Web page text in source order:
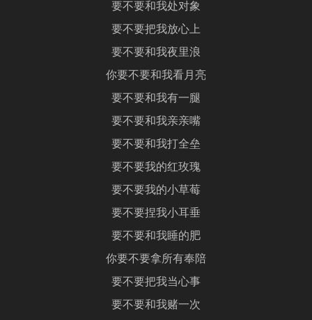
要不要和我处对象
要不要把我放心上
要不要和我夜里浪
你要不要和我看月亮
要不要和我有一腿
要不要和我亲亲嘴
要不要和我打全垒
要不要我的红玫瑰
要不要我的小草莓
要不要捏我小耳垂
要不要和我睡的肥
你要不要拿所有奉陪
要不要把我当心事
要不要和我赌一次